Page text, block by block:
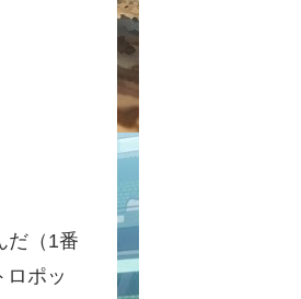
だ（1番
ポッ